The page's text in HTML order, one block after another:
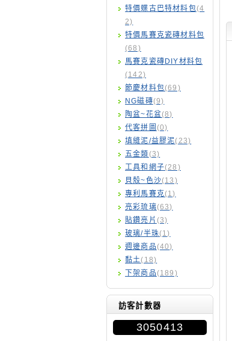
特價蝶古巴特材料包(4
2)
特價馬賽克瓷磚材料包
(68)
馬賽克瓷磚DIY材料包
(142)
節慶材料包(69)
NG磁磚(9)
陶盆~花盆(8)
代客拼圖 (0)
填縫泥/益膠泥(23)
五金類 (3)
工具和網子(28)
貝殼~色沙(13)
專利馬賽克(1)
亮彩琉璃(63)
貼鑽亮片 (3)
玻璃/半珠(1)
週邊商品(40)
黏土(18)
下架商品(189)
訪客計數器
3050413